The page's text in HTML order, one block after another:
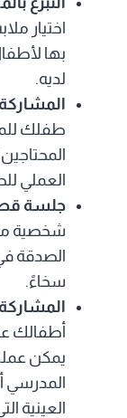
اختيار
بها
لديه.
طفلك
المحتاجين
العملي
جلسة
شخصية
الصدقة
سخاءً.
أطفالك
يمكن
المدرسي
العينية